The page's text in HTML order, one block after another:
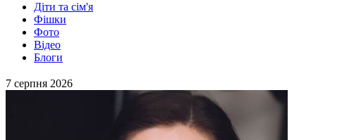
Діти та сім'я
Фішки
Фото
Відео
Блоги
7 серпня 2026